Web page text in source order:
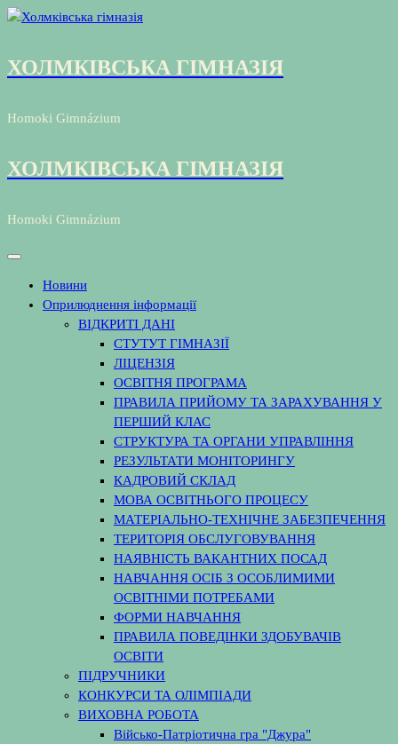
Перейти
ХОЛМКІВСЬКА ГІМНАЗІЯ
Homoki Gimnázium
ХОЛМКІВСЬКА ГІМНАЗІЯ
Homoki Gimnázium
Новини
Оприлюднення інформації
ВІДКРИТІ ДАНІ
СТУТУТ ГІМНАЗІЇ
ЛІЦЕНЗІЯ
ОСВІТНЯ ПРОГРАМА
ПРАВИЛА ПРИЙОМУ ТА ЗАРАХУВАННЯ У
ПЕРШИЙ КЛАС
СТРУКТУРА ТА ОРГАНИ УПРАВЛІННЯ
РЕЗУЛЬТАТИ МОНІТОРИНГУ
КАДРОВИЙ СКЛАД
МОВА ОСВІТНЬОГО ПРОЦЕСУ
МАТЕРІАЛЬНО-ТЕХНІЧНЕ ЗАБЕЗПЕЧЕННЯ
ТЕРИТОРІЯ ОБСЛУГОВУВАННЯ
НАЯВНІСТЬ ВАКАНТНИХ ПОСАД
НАВЧАННЯ ОСІБ З ОСОБЛИМИМИ
ОСВІТНІМИ ПОТРЕБАМИ
ФОРМИ НАВЧАННЯ
ПРАВИЛА ПОВЕДІНКИ ЗДОБУВАЧІВ
ОСВІТИ
ПІДРУЧНИКИ
КОНКУРСИ ТА ОЛІМПІАДИ
ВИХОВНА РОБОТА
Військо-Патріотична гра "Джура"